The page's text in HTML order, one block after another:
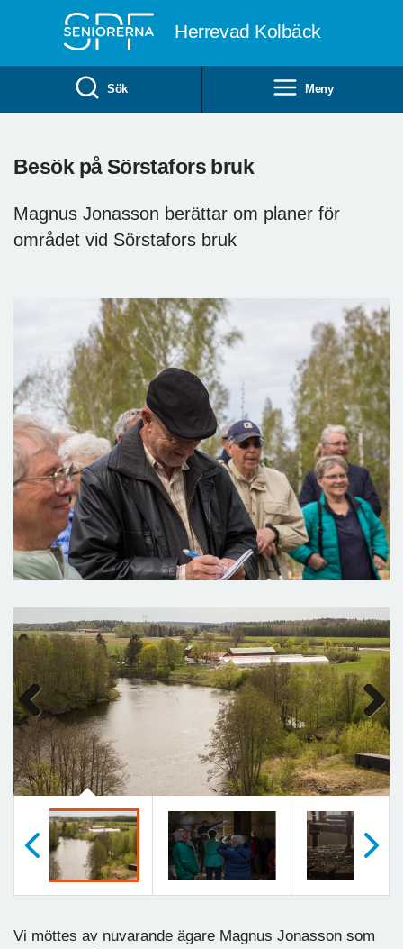
Herrevad Kolbäck
Sök Meny
Besök på Sörstafors bruk
Magnus Jonasson berättar om planer för
området vid Sörstafors bruk
Previous Next
Vi möttes av nuvarande ägare Magnus Jonasson som